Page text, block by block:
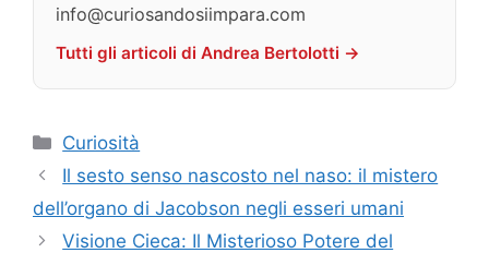
info@curiosandosiimpara.com
Tutti gli articoli di Andrea Bertolotti →
Categorie
Curiosità
Il sesto senso nascosto nel naso: il mistero
dell’organo di Jacobson negli esseri umani
Visione Cieca: Il Misterioso Potere del